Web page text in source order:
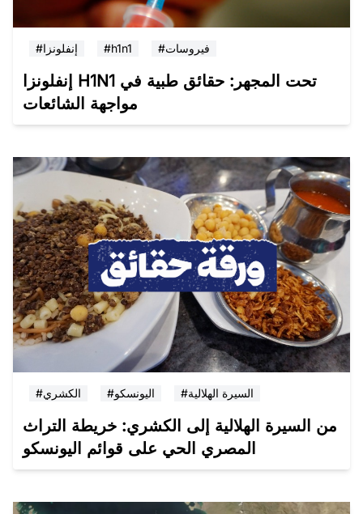
#إنفلونزا #h1n1 #فيروسات
إنفلونزا H1N1 تحت المجهر: حقائق طبية في
مواجهة الشائعات
#الكشري #اليونسكو #السيرة الهلالية
من السيرة الهلالية إلى الكشري: خريطة التراث
المصري الحي على قوائم اليونسكو